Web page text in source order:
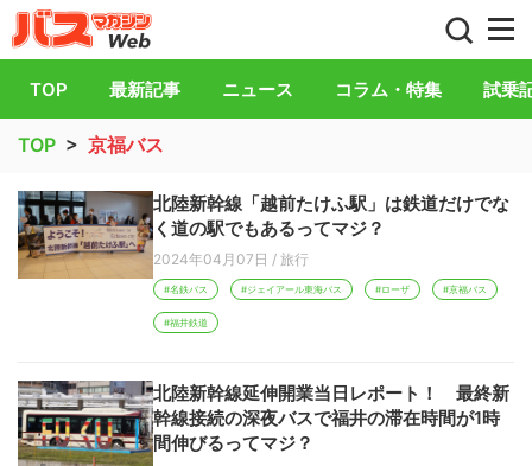
バス総合情報誌「バスマガジン」公式WEB
TOP 最新記事 ニュース コラム・特集 試乗
TOP > 京福バス
北陸新幹線「越前たけふ駅」は鉄道だけでな
く道の駅でもあるってマジ？
2024年04月07日 / 旅行
#名鉄バス #ジェイアール東海バス #ローザ #京福バス
#福井鉄道
北陸新幹線延伸開業当日レポート！ 最終新
幹線接続の深夜バスで福井の滞在時間が1時
間伸びるってマジ？